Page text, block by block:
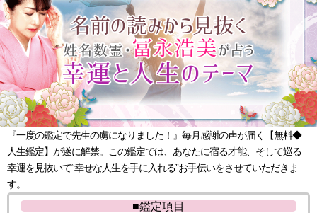
『一度の鑑定で先生の虜になりました！』毎月感謝の声が届く【無料◆
人生鑑定】が遂に解禁。この鑑定では、あなたに宿る才能、そして巡る
幸運を見抜いて“幸せな人生を手に入れる”お手伝いをさせていただきま
す。
■鑑定項目